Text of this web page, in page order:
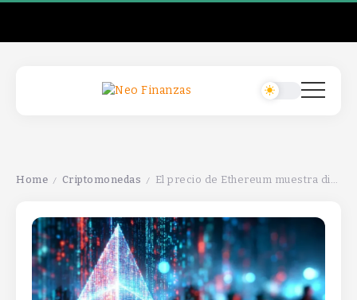
Home / Criptomonedas / El precio de Ethereum muestra divergencia alcista en $2,900, ¿se está acumulando presión al alza?